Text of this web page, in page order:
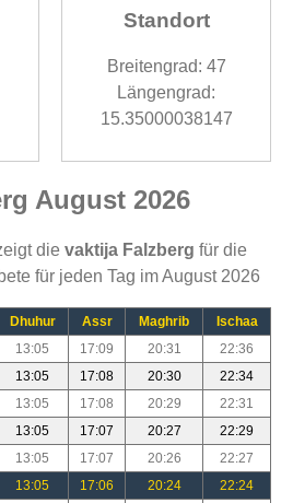
Standort
Breitengrad: 47
Längengrad:
15.35000038147
August 2026
die vaktija Falzberg für die
für jeden Tag im August 2026
Dhuhur Assr Maghrib
Ischaa
13:05 17:09 20:31
22:36
13:05 17:08 20:30
22:34
13:05 17:08 20:29
22:31
13:05 17:07 20:27
22:29
13:05 17:07 20:26
22:27
13:05 17:06 20:24
22:24